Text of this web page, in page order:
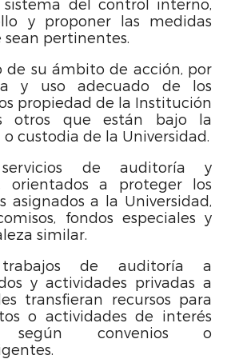
del control interno,
y proponer las medidas
sean pertinentes.
de su ámbito de acción, por
y uso adecuado de los
propiedad de la Institución
otros que están bajo la
custodia de la Universidad.
de auditoría y
orientados a proteger los
asignados a la Universidad,
fondos especiales y
similar.
de auditoría a
y actividades privadas a
transfieran recursos para
o actividades de interés
según convenios o